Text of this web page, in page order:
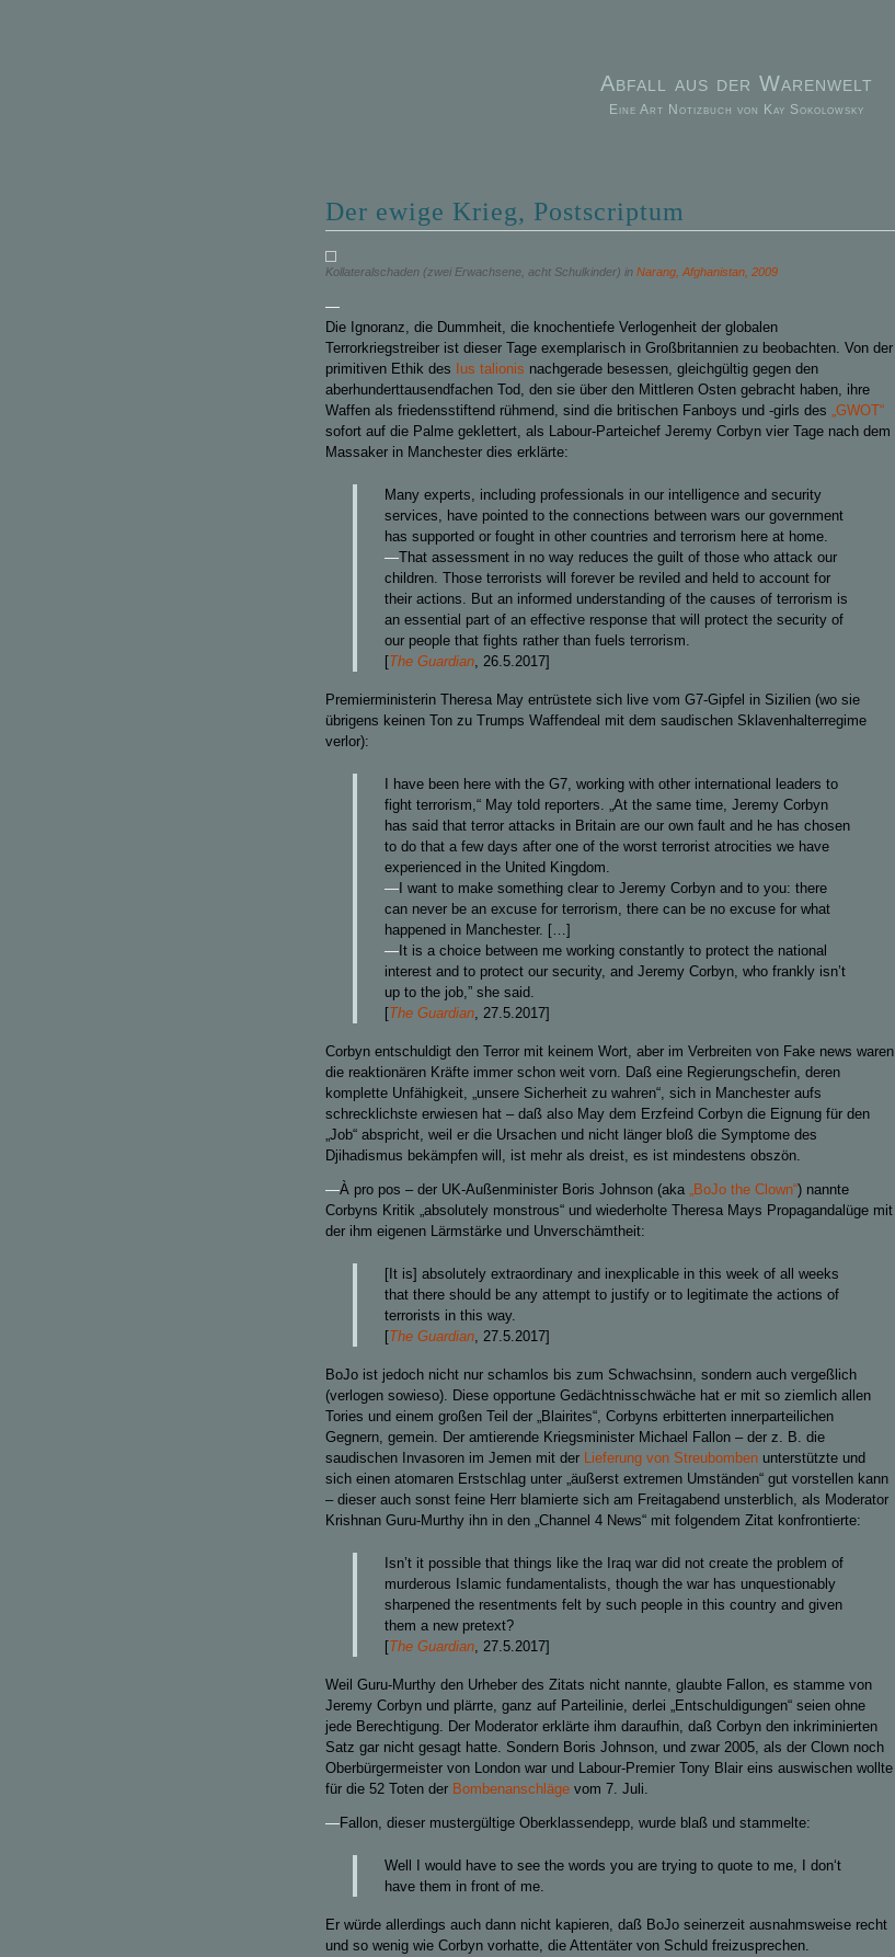
Abfall aus der Warenwelt
Eine Art Notizbuch von Kay Sokolowsky
Der ewige Krieg, Postscriptum
Kollateralschaden (zwei Erwachsene, acht Schulkinder) in Narang, Afghanistan, 2009
—
Die Ignoranz, die Dummheit, die knochentiefe Verlogenheit der globalen
Terrorkriegstreiber ist dieser Tage exemplarisch in Großbritannien zu beobachten. Von der
primitiven Ethik des
Ius talionis nachgerade besessen, gleichgültig gegen den
aberhunderttausendfachen Tod, den sie über den Mittleren Osten gebracht haben, ihre
Waffen als friedensstiftend rühmend, sind die britischen Fanboys und -girls des „GWOT“
sofort auf die Palme geklettert, als Labour-Parteichef Jeremy Corbyn vier Tage nach dem
Massaker in Manchester dies erklärte:
Many experts, including professionals in our intelligence and security
services, have pointed to the connections between wars our government
has supported or fought in other countries and terrorism here at home.
—That assessment in no way reduces the guilt of those who attack our
children. Those terrorists will forever be reviled and held to account for
their actions. But an informed understanding of the causes of terrorism is
an essential part of an effective response that will protect the security of
our people that fights rather than fuels terrorism.
[The Guardian, 26.5.2017]
Premierministerin Theresa May entrüstete sich live vom G7-Gipfel in Sizilien (wo sie
übrigens keinen Ton zu Trumps Waffendeal mit dem saudischen Sklavenhalterregime
verlor):
I have been here with the G7, working with other international leaders to
fight terrorism,“ May told reporters. „At the same time, Jeremy Corbyn
has said that terror attacks in Britain are our own fault and he has chosen
to do that a few days after one of the worst terrorist atrocities we have
experienced in the United Kingdom.
— I want to make something clear to Jeremy Corbyn and to you: there
can never be an excuse for terrorism, there can be no excuse for what
happened in Manchester. […]
— It is a choice between me working constantly to protect the national
interest and to protect our security, and Jeremy Corbyn, who frankly isn’t
up to the job,” she said.
[The Guardian, 27.5.2017]
Corbyn entschuldigt den Terror mit keinem Wort, aber im Verbreiten von Fake news waren
die reaktionären Kräfte immer schon weit vorn. Daß eine Regierungschefin, deren
komplette Unfähigkeit, „unsere Sicherheit zu wahren“, sich in Manchester aufs
schrecklichste erwiesen hat – daß also May dem Erzfeind Corbyn die Eignung für den
„Job“ abspricht, weil er die Ursachen und nicht länger bloß die Symptome des
Djihadismus bekämpfen will, ist mehr als dreist, es ist mindestens obszön.
—À pro pos – der UK-Außenminister Boris Johnson (aka „BoJo the Clown“) nannte
Corbyns Kritik „absolutely monstrous“ und wiederholte Theresa Mays Propagandalüge mit
der ihm eigenen Lärmstärke und Unverschämtheit:
[It is] absolutely extraordinary and inexplicable in this week of all weeks
that there should be any attempt to justify or to legitimate the actions of
terrorists in this way.
[The Guardian, 27.5.2017]
BoJo ist jedoch nicht nur schamlos bis zum Schwachsinn, sondern auch vergeßlich
(verlogen sowieso). Diese opportune Gedächtnisschwäche hat er mit so ziemlich allen
Tories und einem großen Teil der „Blairites“, Corbyns erbitterten innerparteilichen
Gegnern, gemein. Der amtierende Kriegsminister Michael Fallon – der z. B. die
saudischen Invasoren im Jemen mit der Lieferung von Streubomben unterstützte und
sich einen atomaren Erstschlag unter „äußerst extremen Umständen“ gut vorstellen kann
– dieser auch sonst feine Herr blamierte sich am Freitagabend unsterblich, als Moderator
Krishnan Guru-Murthy ihn in den „Channel 4 News“ mit folgendem Zitat konfrontierte:
Isn’t it possible that things like the Iraq war did not create the problem of
murderous Islamic fundamentalists, though the war has unquestionably
sharpened the resentments felt by such people in this country and given
them a new pretext?
[The Guardian, 27.5.2017]
Weil Guru-Murthy den Urheber des Zitats nicht nannte, glaubte Fallon, es stamme von
Jeremy Corbyn und plärrte, ganz auf Parteilinie, derlei „Entschuldigungen“ seien ohne
jede Berechtigung. Der Moderator erklärte ihm daraufhin, daß Corbyn den inkriminierten
Satz gar nicht gesagt hatte. Sondern Boris Johnson, und zwar 2005, als der Clown noch
Oberbürgermeister von London war und Labour-Premier Tony Blair eins auswischen wollte
für die 52 Toten der Bombenanschläge vom 7. Juli.
—Fallon, dieser mustergültige Oberklassendepp, wurde blaß und stammelte:
Well I would have to see the words you are trying to quote to me, I don‘t
have them in front of me.
Er würde allerdings auch dann nicht kapieren, daß BoJo seinerzeit ausnahmsweise recht
und so wenig wie Corbyn vorhatte, die Attentäter von Schuld freizusprechen.